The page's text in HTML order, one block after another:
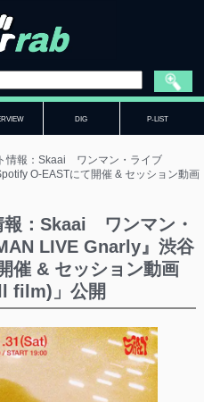
DIG P-LIST
情報：Skaai ワンマン・ライブ
O-EASTにて開催 & セッション動画
報：Skaai ワンマン・
LIVE Gnarly』渋谷
催 & セッション動画
film)」公開